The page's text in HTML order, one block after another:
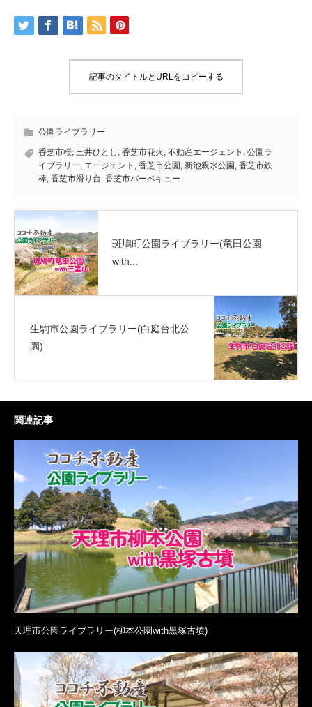
記事のタイトルとURLをコピーする
公園ライブラリー
香芝市桜 三井ひとし 香芝市花火 不動産エージェント
公園ラ
イブラリー エージェント 香芝市公園 新池親水公園 香芝市鉄
棒 香芝市滑り台 香芝市バーベキュー
斑鳩町公園ライブラリー(竜田公園
with...
生駒市公園ライブラリー(白庭台北公
園)
関連記事
天理市公園ライブラリー(柳本公園with黒塚古墳)